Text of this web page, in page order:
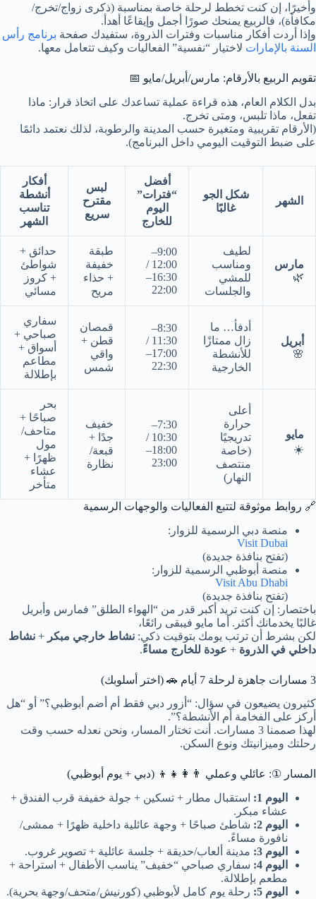
وأخيرًا، إن كنت تخطط لرحلة خاصة بمناسبة (ذكرى زواج/تخرج/
مكافأة)، فالربيع يمنحك صورًا أجمل وإيقاعًا أهدأ.
وإذا أردت أفكار مناسبات وفترات الذروة، ستفيدك صفحة برنامج رأس
السنة بالإمارات لاختيار “نفسية” الفعاليات وكيف تتعامل معها.
تقويم الربيع بالأرقام: مارس/أبريل/مايو 📅
بدل الكلام العام، هذه قراءة عملية تساعدك على اتخاذ قرار: ماذا
تفعل، ماذا تلبس، ومتى تخرج.
(الأرقام تقريبية ومتغيرة حسب المدينة والرطوبة، لذلك نعتمد دائمًا
على ضبط التوقيت اليومي داخل البرنامج).
الشهر
شكل الجو
غالبًا
أفضل
“فترات”
اليوم
للخارج
لبس
مقترح
سريع
أفكار
أنشطة
تناسب
الشهر
مارس
🌿
لطيف
ومناسب
للمشي
والجلسات
9:00–
12:00 /
16:30–
22:00
طبقة
خفيفة
+ حذاء
مريح
حدائق +
شواطئ
+ كروز
مسائي
أبريل
🌸
أدفأ… ما
زال ممتازًا
للأنشطة
الخارجية
8:30–
11:30 /
17:00–
22:30
قمصان
قطن +
واقي
شمس
سفاري
صباحي +
أسواق +
مطاعم
بإطلالة
مايو
☀️
أعلى
حرارة
تدريجيًا
(خاصة
منتصف
النهار)
7:30–
10:30 /
18:00–
23:00
خفيف
جدًا +
قبعة/
نظارة
بحر
صباحًا +
متاحف/
مول
ظهرًا +
عشاء
متأخر
🔗 روابط موثوقة لتتبع الفعاليات والوجهات الرسمية
منصة دبي الرسمية للزوار:
Visit Dubai
(تفتح بنافذة جديدة)
منصة أبوظبي الرسمية للزوار:
Visit Abu Dhabi
(تفتح بنافذة جديدة)
باختصار: إن كنت تريد أكبر قدر من “الهواء الطلق” فمارس وأبريل
غالبًا يخدمانك أكثر. أما مايو فيبقى رائعًا،
لكن بشرط أن ترتب يومك بتوقيت ذكي: نشاط خارجي مبكر + نشاط
داخلي في الذروة + عودة للخارج مساءً.
3 مسارات جاهزة لرحلة 7 أيام 🚗 (اختر أسلوبك)
كثيرون يضيعون في سؤال: “أزور دبي فقط أم أضم أبوظبي؟” أو “هل
أركز على الفخامة أم الأنشطة؟”.
لهذا صممنا 3 مسارات. أنت تختار المسار، ونحن نعدله حسب وقت
رحلتك وميزانيتك ونوع السكن.
المسار ①: عائلي وعملي 👨‍👩‍👧‍👦 (دبي + يوم أبوظبي)
اليوم 1:
استقبال مطار + تسكين + جولة خفيفة قرب الفندق +
عشاء مبكر.
اليوم 2:
شاطئ صباحًا + وجهة عائلية داخلية ظهرًا + ممشى/
نافورة مساءً.
اليوم 3:
مدينة ألعاب/حديقة + جلسة عائلية + تصوير غروب.
اليوم 4:
سفاري صباحي “خفيف” يناسب الأطفال + استراحة +
مطعم بإطلالة.
اليوم 5:
رحلة يوم كامل لأبوظبي (كورنيش/متحف/وجهة بحرية).